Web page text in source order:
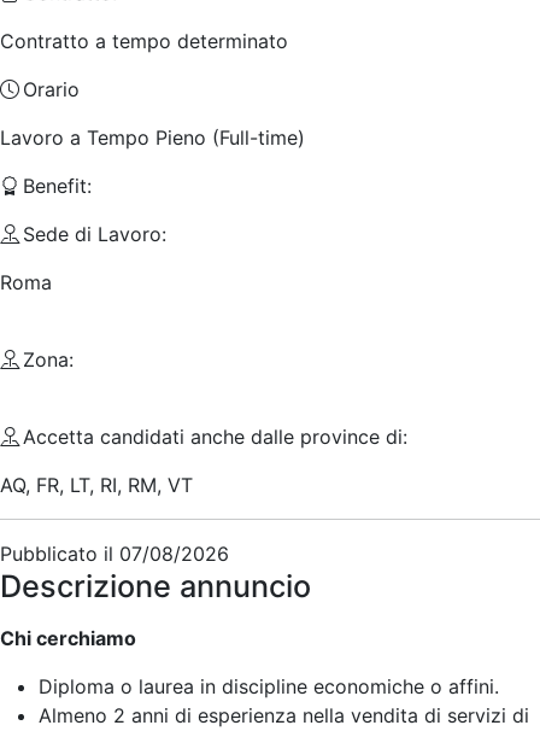
Contratto a tempo determinato
Orario
Lavoro a Tempo Pieno (Full-time)
Benefit:
Sede di Lavoro:
Roma
Zona:
Accetta candidati anche dalle province di:
AQ, FR, LT, RI, RM, VT
Pubblicato il 07/08/2026
Descrizione annuncio
Chi cerchiamo
Diploma o laurea in discipline economiche o affini.
Almeno 2 anni di esperienza nella vendita di servizi di